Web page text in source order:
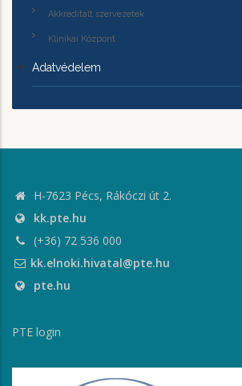
Akkreditált szervezetek
Klinikai Központ
Adatvédelem
H-7623 Pécs, Rákóczi út 2.
kk.pte.hu
(+36) 72 536 000
kk.elnoki.hivatal@pte.hu
pte.hu
PTE login